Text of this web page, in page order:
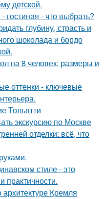
детской.
гостиная - что выбрать?
глубину, страсть и
шоколада и бордо
на 8 человек: размеры и
оттенки - ключевые
Тольятти
экскурсию по Москве
отделки: всё, что
стиле - это
практичности.
Кремля